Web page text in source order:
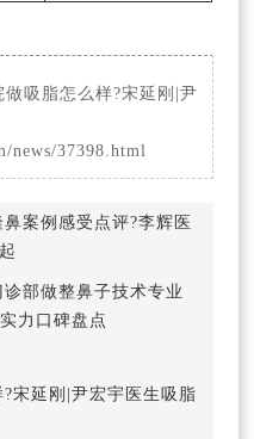
做吸脂怎么样?宋延刚|尹
news/37398.html
案例感受点评?李辉医
部做整鼻子技术专业
力口碑盘点
宋延刚|尹宏宇医生吸脂